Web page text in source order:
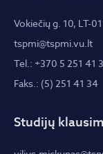
Vokiečių g. 10, LT-
tspmi@tspmi.vu.lt
Tel.: +370 5 251 41
Faks.: (5) 251 41 34
Studijų